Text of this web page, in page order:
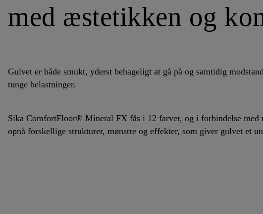
med æstetikken og
Gulvet er både smukt, yderst behageligt at gå på og samtidig
tunge belastninger.
Sika ComfortFloor® Mineral FX fås i 12 farver, og i forbindelse med
opnå forskellige strukturer, mønstre og effekter, som giver gulvet et